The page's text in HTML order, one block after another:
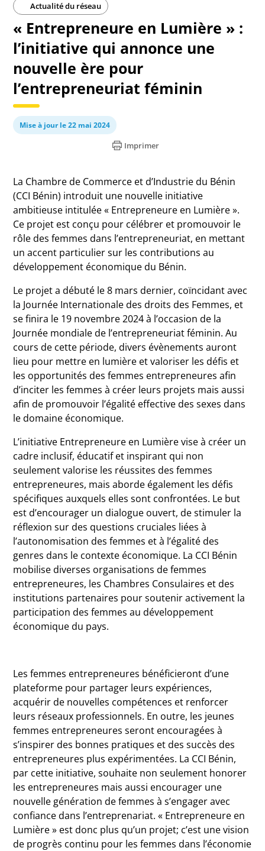
Actualité du réseau
« Entrepreneure en Lumière » :
l’initiative qui annonce une
nouvelle ère pour
l’entrepreneuriat féminin
Mise à jour le 22 mai 2024
Imprimer
La Chambre de Commerce et d’Industrie du Bénin
(CCI Bénin) introduit une nouvelle initiative
ambitieuse intitulée « Entrepreneure en Lumière ».
Ce projet est conçu pour célébrer et promouvoir le
rôle des femmes dans l’entrepreneuriat, en mettant
un accent particulier sur les contributions au
développement économique du Bénin.
Le projet a débuté le 8 mars dernier, coïncidant avec
la Journée Internationale des droits des Femmes, et
se finira le 19 novembre 2024 à l’occasion de la
Journée mondiale de l’entrepreneuriat féminin. Au
cours de cette période, divers évènements auront
lieu pour mettre en lumière et valoriser les défis et
les opportunités des femmes entrepreneures afin
d’inciter les femmes à créer leurs projets mais aussi
afin de promouvoir l’égalité effective des sexes dans
le domaine économique.
L’initiative Entrepreneure en Lumière vise à créer un
cadre inclusif, éducatif et inspirant qui non
seulement valorise les réussites des femmes
entrepreneures, mais aborde également les défis
spécifiques auxquels elles sont confrontées. Le but
est d’encourager un dialogue ouvert, de stimuler la
réflexion sur des questions cruciales liées à
l’autonomisation des femmes et à l’égalité des
genres dans le contexte économique. La CCI Bénin
mobilise diverses organisations de femmes
entrepreneures, les Chambres Consulaires et des
institutions partenaires pour soutenir activement la
participation des femmes au développement
économique du pays.
Les femmes entrepreneures bénéficieront d’une
plateforme pour partager leurs expériences,
acquérir de nouvelles compétences et renforcer
leurs réseaux professionnels. En outre, les jeunes
femmes entrepreneures seront encouragées à
s’inspirer des bonnes pratiques et des succès des
entrepreneures plus expérimentées. La CCI Bénin,
par cette initiative, souhaite non seulement honorer
les entrepreneures mais aussi encourager une
nouvelle génération de femmes à s’engager avec
confiance dans l’entreprenariat. « Entrepreneure en
Lumière » est donc plus qu’un projet; c’est une vision
de progrès continu pour les femmes dans l’économie